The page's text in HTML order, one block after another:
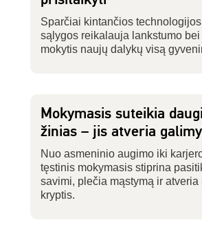
Sparčiai kintančios
sąlygos reikalauja lankstumo
mokytis naujų dalykų visą
Mokymasis suteikia
žinias – jis atveria
Nuo asmeninio augimo iki
tęstinis mokymasis stiprina
savimi, plečia mąstymą ir atveria
kryptis.